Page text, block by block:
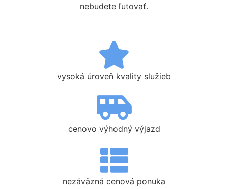
nebudete ľutovať.
vysoká úroveň kvality služieb
cenovo výhodný výjazd
nezáväzná cenová ponuka